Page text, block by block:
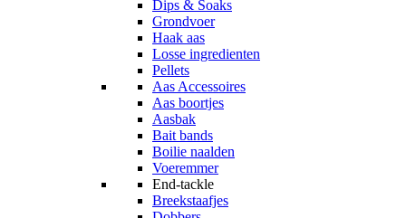
Dips & Soaks
Grondvoer
Haak aas
Losse ingredienten
Pellets
Aas Accessoires
Aas boortjes
Aasbak
Bait bands
Boilie naalden
Voeremmer
End-tackle
Breekstaafjes